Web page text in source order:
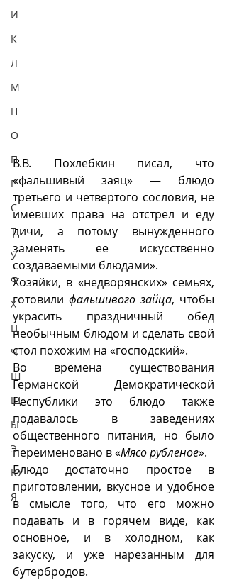
И
К
Л
М
Н
О
П
Р
С
Т
У
Ф
Х
Ц
Ч
Ш
Щ
Ы
Э
Ю
Я
В.В. Похлебкин писал, что
«фальшивый заяц» — блюдо
третьего и четвертого сословия, не
имевших права на отстрел и еду
дичи, а потому вынужденного
заменять ее искусственно
создаваемыми блюдами».
Хозяйки, в «недворянских» семьях,
готовили фальшивого зайца, чтобы
украсить праздничный обед
необычным блюдом и сделать свой
стол похожим на «господский».
Во времена существования
Германской Демократической
Республики это блюдо также
подавалось в заведениях
общественного питания, но было
переименовано в «Мясо рубленое».
Блюдо достаточно простое в
приготовлении, вкусное и удобное
в смысле того, что его можно
подавать и в горячем виде, как
основное, и в холодном, как
закуску, и уже нарезанным для
бутербродов.